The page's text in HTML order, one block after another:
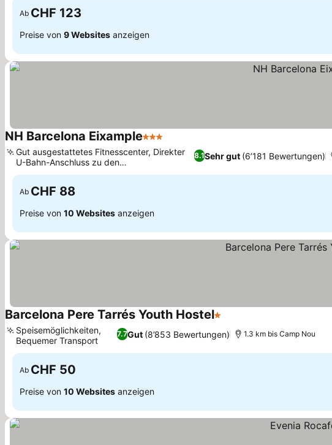
Ab CHF 123
Preise von 9 Websites anzeigen
NH Barcelona Eixample3 Sterne
8.1Sehr gut (6’181 Bewertungen)
Gut ausgestattetes Fitnesscenter, Direkter
U-Bahn-Anschluss zu den
Sehenswürdigkeiten der Stadt.
Ab CHF 88
Preise von 10 Websites anzeigen
Barcelona Pere Tarrés Youth Hostel1 Sterne
7.7Gut (8’853 Bewertungen)
Speisemöglichkeiten,
Bequemer Transport
1.3 km bis Camp Nou
Ab CHF 50
Preise von 10 Websites anzeigen